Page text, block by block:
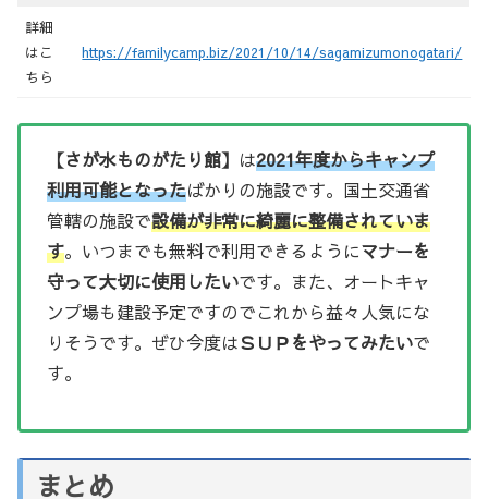
詳細
はこ
ちら
https://familycamp.biz/2021/10/14/sagamizumonogatari/
【さが水ものがたり館】 は2021年度からキャンプ
利用可能となったばかりの施設です。国土交通省
管轄の施設で設備が非常に綺麗に整備されていま
す。いつまでも無料で利用できるようにマナーを
守って大切に使用したいです。また、オートキャ
ンプ場も建設予定ですのでこれから益々人気にな
りそうです。ぜひ今度はＳＵＰをやってみたいで
す。
まとめ